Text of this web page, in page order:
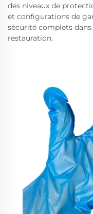
des niveaux de
et configurations de
sécurité complets
restauration.